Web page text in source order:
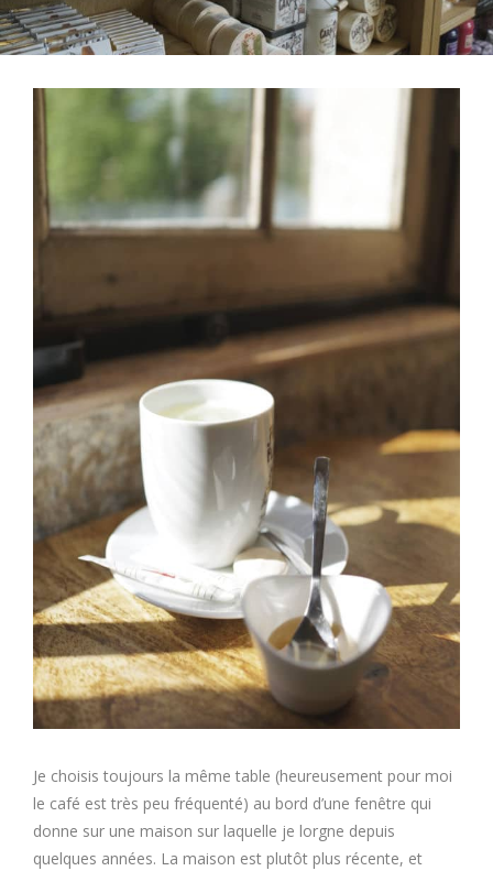
Je choisis toujours la même table (heureusement pour moi
le café est très peu fréquenté) au bord d’une fenêtre qui
donne sur une maison sur laquelle je lorgne depuis
quelques années. La maison est plutôt plus récente, et